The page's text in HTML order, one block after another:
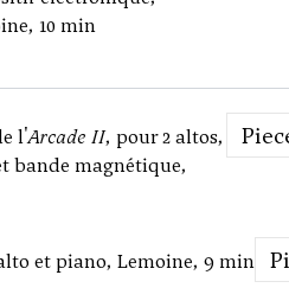
10 min
l'Arcade II, pour 2 altos,
bande magnétique,
et piano, Lemoine, 9 min